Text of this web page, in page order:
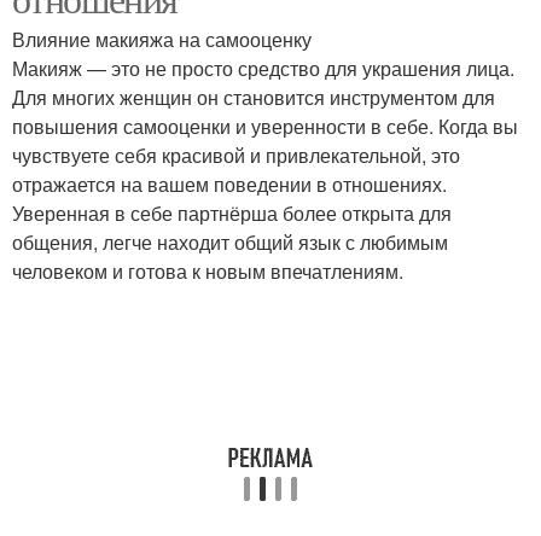
Влияние макияжа на самооценку
Макияж — это не просто средство для украшения лица.
Для многих женщин он становится инструментом для
повышения самооценки и уверенности в себе. Когда вы
чувствуете себя красивой и привлекательной, это
отражается на вашем поведении в отношениях.
Уверенная в себе партнёрша более открыта для
общения, легче находит общий язык с любимым
человеком и готова к новым впечатлениям.